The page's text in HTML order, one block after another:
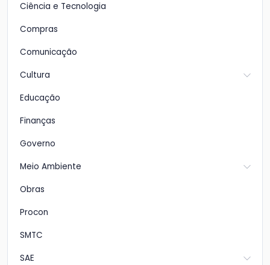
Ciência e Tecnologia
Compras
Comunicação
Cultura
Educação
Finanças
Governo
Meio Ambiente
Obras
Procon
SMTC
SAE